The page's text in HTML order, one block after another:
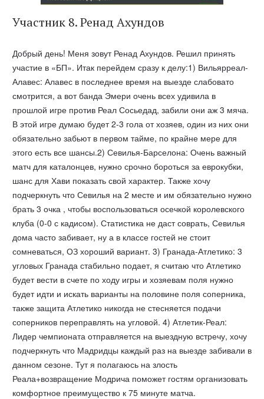
Участник 8. Ренад Ахундов
Добрый день! Меня зовут Ренад Ахундов. Решил принять
участие в «БП». Итак перейдем сразу к делу:1) Вильярреал-
Алавес: Алавес в последнее время на выезде слабовато
смотрится, а вот банда Эмери очень всех удивила в
прошлой игре против Реал Сосьедад, забили они аж 3 мяча.
В этой игре думаю будет 2-3 гола от хозяев, один из них они
обязательно забьют в первом тайме, по крайне мере для
этого есть все шансы.2) Севилья-Барселона: Очень важный
матч для каталонцев, нужно срочно бороться за еврокубки,
шанс для Хави показать свой характер. Также хочу
подчеркнуть что Севилья на 2 месте и им обязательно нужно
брать 3 очка , чтобы воспользоваться осечкой королевского
клуба (0-0 с кадисом). Статистика не даст соврать, Севилья
дома часто забивает, ну а в классе гостей не стоит
сомневаться, ОЗ хороший вариант. 3) Гранада-Атлетико: 3
угловых Гранада стабильно подает, я считаю что Атлетико
будет вести в счете по ходу игры и хозяевам поля нужно
будет идти и искать варианты на половине поля соперника,
также защита Атлетико никогда не стесняется подачи
соперников переправлять на угловой. 4) Атлетик-Реал:
Лидер чемпионата отправляется на выездную встречу, хочу
подчеркнуть что Мадридцы каждый раз на выезде забивали в
данном сезоне. Тут я полагаюсь на злость
Реала+возвращение Модрича поможет гостям организовать
комфортное преимущество к 75 минуте матча.